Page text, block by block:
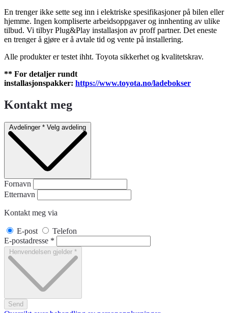
En trenger ikke sette seg inn i elektriske spesifikasjoner på bilen eller
hjemme. Ingen kompliserte arbeidsoppgaver og innhenting av ulike
tilbud. Vi tilbyr Plug&Play installasjon av proff partner. Det eneste
en trenger å gjøre er å avtale tid og vente på installering.
Alle produkter er testet ihht. Toyota sikkerhet og kvalitetskrav.
** For detaljer rundt
installasjonspakker: https://www.toyota.no/ladebokser
Kontakt meg
Avdelinger * Velg avdeling
Fornavn
Etternavn
Kontakt meg via
E-post
Telefon
E-postadresse *
Henvendelsen gjelder *
Send